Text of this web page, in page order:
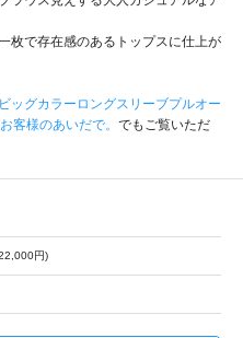
枚で存在感のあるトップスに仕上が
ッグカラーロングスリーブプルオー
客様のあいだで。 でもご覧いただ
円)